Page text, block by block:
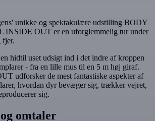
unikke og spektakulære udstilling BODY
OUT er en uforglemmelig tur under
fjer.
hidtil uset udsigt ind i det indre af kroppen
- fra en lille mus til en 5 m høj giraf.
udforsker de mest fantastiske aspekter af
hvordan dyr bevæger sig, trækker vejret,
sig.
omtaler